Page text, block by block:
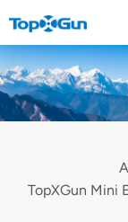
BİZE
TopXGun Mini